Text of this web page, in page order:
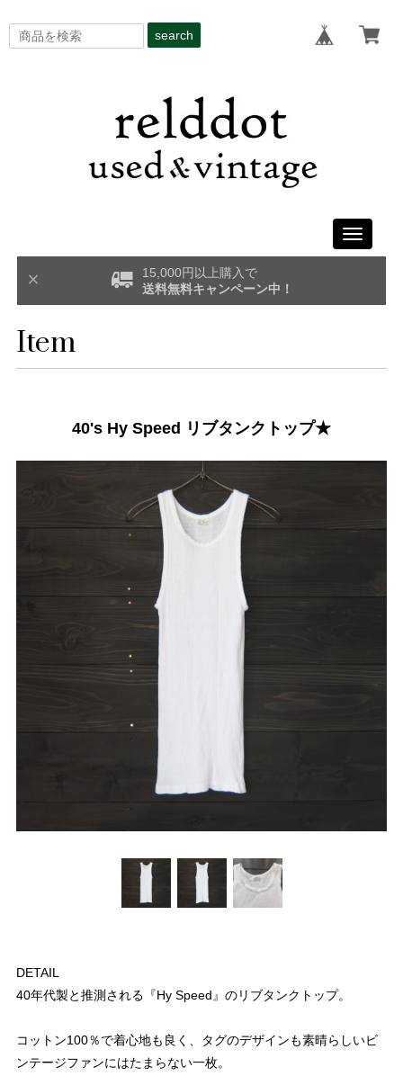
search
Toggle
15,000円以上購入で
送料無料キャンペーン中！
Item
40's Hy Speed リブタンクトップ★
DETAIL
40年代製と推測される『Hy Speed』のリブタンクトップ。
コットン100％で着心地も良く、タグのデザインも素晴らしいビ
ンテージファンにはたまらない一枚。